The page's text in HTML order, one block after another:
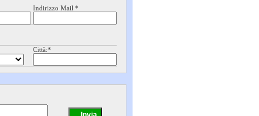
Indirizzo Mail *
Città:*